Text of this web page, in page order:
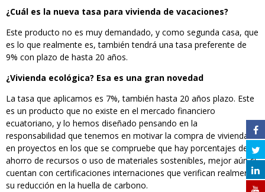
¿Cuál es la nueva tasa para vivienda de vacaciones?
Este producto no es muy demandado, y como segunda casa, que
es lo que realmente es, también tendrá una tasa preferente de
9% con plazo de hasta 20 años.
¿Vivienda ecológica? Esa es una gran novedad
La tasa que aplicamos es 7%, también hasta 20 años plazo. Este
es un producto que no existe en el mercado financiero
ecuatoriano, y lo hemos diseñado pensando en la
responsabilidad que tenemos en motivar la compra de vivienda
en proyectos en los que se compruebe que hay porcentajes de
ahorro de recursos o uso de materiales sostenibles, mejor aún si
cuentan con certificaciones internaciones que verifican realmente
su reducción en la huella de carbono.